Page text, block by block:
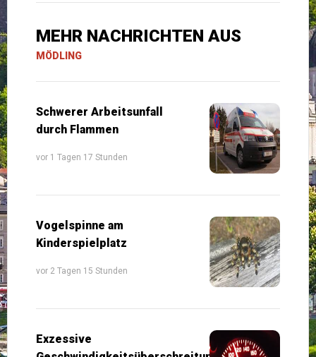
MEHR NACHRICHTEN AUS
MÖDLING
Schwerer Arbeitsunfall
durch Flammen
vor 1 Tagen 17 Stunden
Vogelspinne am
Kinderspielplatz
vor 2 Tagen 15 Stunden
Exzessive